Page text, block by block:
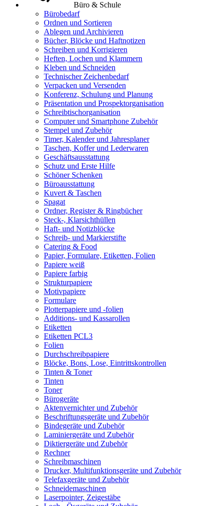
Büro & Schule
Bürobedarf
Ordnen und Sortieren
Ablegen und Archivieren
Bücher, Blöcke und Haftnotizen
Schreiben und Korrigieren
Heften, Lochen und Klammern
Kleben und Schneiden
Technischer Zeichenbedarf
Verpacken und Versenden
Konferenz, Schulung und Planung
Präsentation und Prospektorganisation
Schreibtischorganisation
Computer und Smartphone Zubehör
Stempel und Zubehör
Timer, Kalender und Jahresplaner
Taschen, Koffer und Lederwaren
Geschäftsausstattung
Schutz und Erste Hilfe
Schöner Schenken
Büroausstattung
Kuvert & Taschen
Spagat
Ordner, Register & Ringbücher
Steck-, Klarsichthüllen
Haft- und Notizblöcke
Schreib- und Markierstifte
Catering & Food
Papier, Formulare, Etiketten, Folien
Papiere weiß
Papiere farbig
Strukturpapiere
Motivpapiere
Formulare
Plotterpapiere und -folien
Additions- und Kassarollen
Etiketten
Etiketten PCL3
Folien
Durchschreibpapiere
Blöcke, Bons, Lose, Eintrittskontrollen
Tinten & Toner
Tinten
Toner
Bürogeräte
Aktenvernichter und Zubehör
Beschriftungsgeräte und Zubehör
Bindegeräte und Zubehör
Laminiergeräte und Zubehör
Diktiergeräte und Zubehör
Rechner
Schreibmaschinen
Drucker, Multifunktionsgeräte und Zubehör
Telefaxgeräte und Zubehör
Schneidemaschinen
Laserpointer, Zeigestäbe